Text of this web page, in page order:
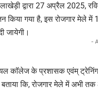
द्वारा 27 अप्रैल 2025,
गया है, इस रोजगार मेले में
जायेगी।
-
काॅलेज के प्रशासक एवंम् ट्रेनिंग
बताया कि, रोजगार मेले में